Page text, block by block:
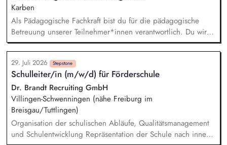
sensorischen Schulung. Sie fördern gezielt individuelle
Fähigkeiten und stärken Selbstvertrauen, Ausdauer und
Freude am Tun.
Karben
Als Pädagogische Fachkraft bist du für die pädagogische
Betreuung unserer Teilnehmer*innen verantwortlich. Du wirkst
mit an einer individuellen Förderplanung in Kooperation mit
Ausbilder*innen, Sozialpädagog*innen, Psycholog*innen,
Lehrer*innen sowie den Teilnehmer*innen. Auch die
Durchführung individueller Fördermaßnahmen im
lebenspraktischen Bereich und der allgemeinen
Persönlichkeitsentwicklung gehört zu deinen Aufgaben.
Darüber hinaus berätst und unterstützt du die
Teilnehmer*innen in Krisensituationen. Du führst neben
Gruppenaktivitäten auch Freizeitangebote durch.
29. Juli 2026 Stepstone
Schulleiter/in (m/w/d) für Förderschule
Dr. Brandt Recruiting GmbH
Villingen-Schwenningen (nähe Freiburg im
Breisgau/Tuttlingen)
Organisation der schulischen Abläufe, Qualitätsmanagement
und Schulentwicklung Repräsentation der Schule nach innen